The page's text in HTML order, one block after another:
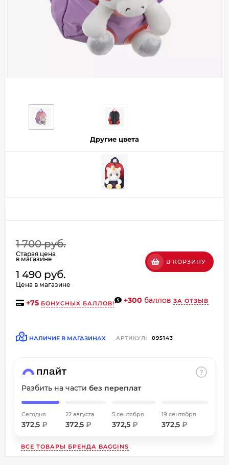
Другие цвета
1 700 руб.
Старая цена
в магазине
1 490 руб.
Цена в магазине
В КОРЗИНУ
+75 БОНУСНЫХ БАЛЛОВ! +300 баллов ЗА ОТЗЫВ
НАЛИЧИЕ В МАГАЗИНАХ АРТИКУЛ: 095143
Разбить на части без переплат
Сегодня
372,5 ₽
22 августа
372,5 ₽
5 сентября
372,5 ₽
19 сентября
372,5₽
ВСЕ ТОВАРЫ БРЕНДА BAGGINS
Добавляйте товары
в корзину
Получайте товар
выбранный способом
с вашей карты
каждые 2 недели
об оплате Плайтом
25
2 недели
8 800 302-02-51